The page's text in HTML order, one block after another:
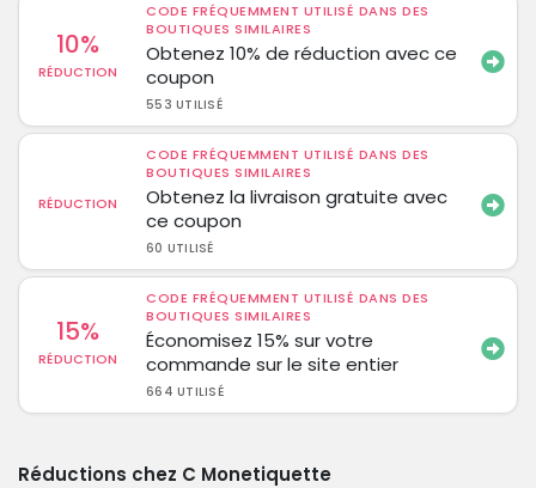
10%
RÉDUCTION
CODE FRÉQUEMMENT UTILISÉ DANS DES
BOUTIQUES SIMILAIRES
Obtenez 10% de réduction avec ce
coupon
553 UTILISÉ
RÉDUCTION
CODE FRÉQUEMMENT UTILISÉ DANS DES
BOUTIQUES SIMILAIRES
Obtenez la livraison gratuite avec
ce coupon
60 UTILISÉ
15%
RÉDUCTION
CODE FRÉQUEMMENT UTILISÉ DANS DES
BOUTIQUES SIMILAIRES
Économisez 15% sur votre
commande sur le site entier
664 UTILISÉ
Réductions chez C Monetiquette